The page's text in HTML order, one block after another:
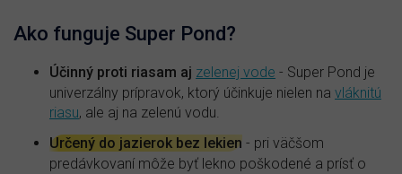
Ako funguje Super Pond?
Účinný proti riasam aj zelenej vode - Super Pond je
univerzálny prípravok, ktorý účinkuje nielen na vláknitú
riasu, ale aj na zelenú vodu.
Určený do jazierok bez lekien - pri väčšom
predávkovaní môže byť lekno poškodené a prísť o